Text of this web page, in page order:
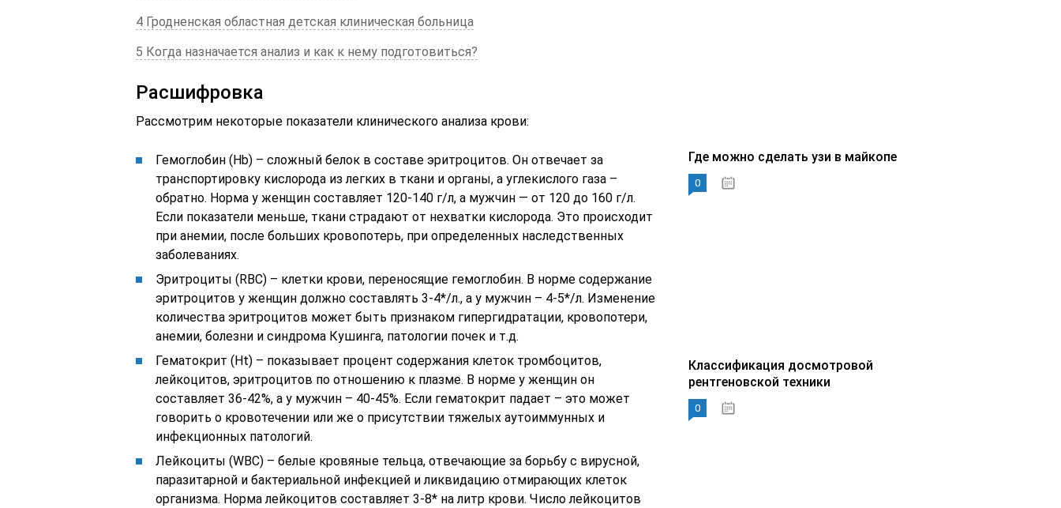
4 Гродненская областная детская клиническая больница
5 Когда назначается анализ и как к нему подготовиться?
Расшифровка
Рассмотрим некоторые показатели клинического анализа крови:
Гемоглобин (Hb) – сложный белок в составе эритроцитов. Он отвечает за
транспортировку кислорода из легких в ткани и органы, а углекислого газа –
обратно. Норма у женщин составляет 120-140 г/л, а мужчин — от 120 до 160 г/л.
Если показатели меньше, ткани страдают от нехватки кислорода. Это происходит
при анемии, после больших кровопотерь, при определенных наследственных
заболеваниях.
Эритроциты (RBC) – клетки крови, переносящие гемоглобин. В норме содержание
эритроцитов у женщин должно составлять 3-4*/л., а у мужчин – 4-5*/л. Изменение
количества эритроцитов может быть признаком гипергидратации, кровопотери,
анемии, болезни и синдрома Кушинга, патологии почек и т.д.
Гематокрит (Ht) – показывает процент содержания клеток тромбоцитов,
лейкоцитов, эритроцитов по отношению к плазме. В норме у женщин он
составляет 36-42%, а у мужчин – 40-45%. Если гематокрит падает – это может
говорить о кровотечении или же о присутствии тяжелых аутоиммунных и
инфекционных патологий.
Лейкоциты (WBC) – белые кровяные тельца, отвечающие за борьбу с вирусной,
паразитарной и бактериальной инфекцией и ликвидацию отмирающих клеток
организма. Норма лейкоцитов составляет 3-8* на литр крови. Число лейкоцитов
Где можно сделать узи в майкопе
0
Классификация досмотровой
рентгеновской техники
0